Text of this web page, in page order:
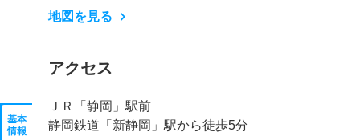
基本
情報
地図を見る
アクセス
ＪＲ「静岡」駅前
静岡鉄道「新静岡」駅から徒歩5分